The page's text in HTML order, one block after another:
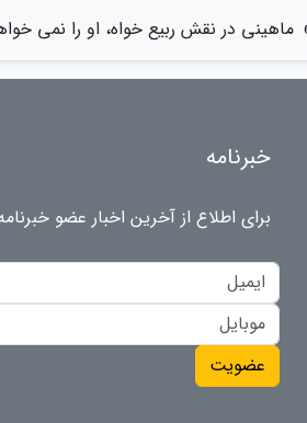
ماهینی در نقش ربیع خواه، او را نمی
خبرنامه
برای اطلاع از آخرین اخبار عضو
عضویت